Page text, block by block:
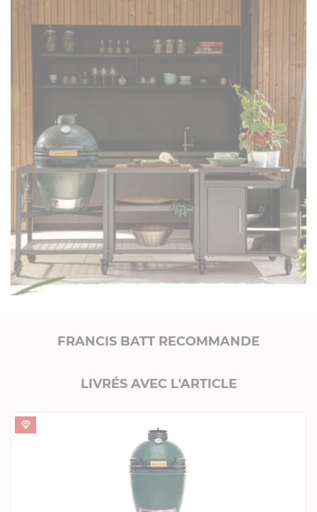
FRANCIS BATT RECOMMANDE
LIVRÉS AVEC L'ARTICLE